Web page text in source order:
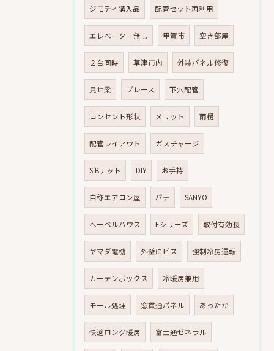
ジモティ購入品 配管セット再利用
エレベーター無し 甲賀市 空き部屋
２台同時 草津市内 外装パネル修復
見せ梁 ブレース 下穴配管
コンセント形状 メリット 雨樋
配管レイアウト ガスチャージ
S’Bナット DIY お手持
自称エアコン屋 パテ SANYO
へーベルハウス Eシリーズ 取付有効長
ヤマダ電機 外壁にビス 強制冷房運転
カーテンボックス 冷暖房兼用
モール処理 窓貫通パネル あったか
快適ロング暖房 富士通ゼネラル